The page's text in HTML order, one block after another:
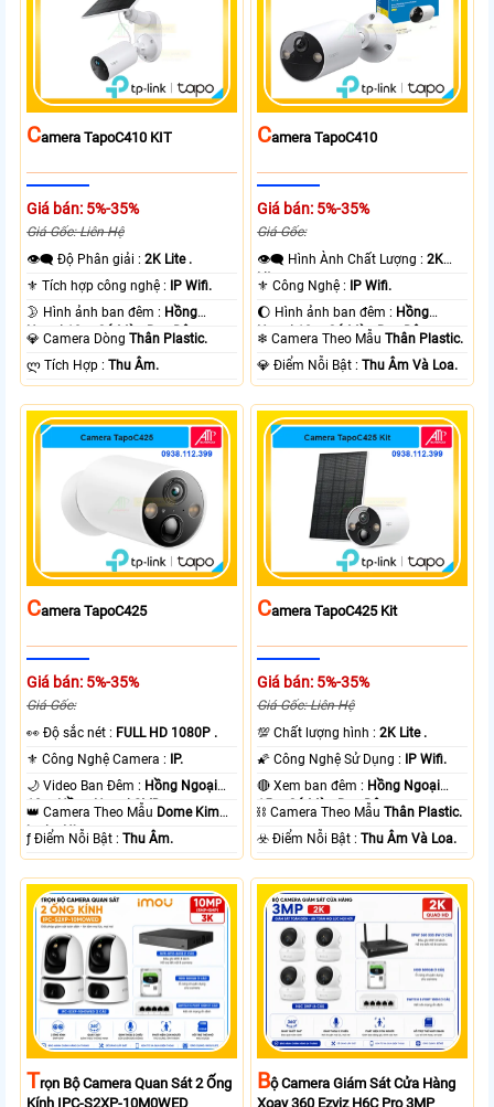
CAmera TapoC410 KIT
Giá bán: 5%-35%
Giá Gốc: Liên Hệ
👁️‍🗨 Độ Phân giải :2K Lite .
⚜️ Tích hợp công nghệ : IP Wifi.
🌛 Hình ảnh ban đêm : Hồng
Ngoại 10m Có Màu Ban Ðêm.
💎 Camera DòngThân Plastic.
️ლ Tích Hợp :Thu Âm.
CAmera TapoC410
Giá bán: 5%-35%
Giá Gốc:
👁️‍🗨 Hình Ành Chất Lượng :2K
Lite .
⚜️ Công Nghệ : IP Wifi.
🌔 Hình ảnh ban đêm : Hồng
Ngoại 10m Có Màu Ban Ðêm.
❄ Camera Theo MẫuThân Plastic.
️💎 Điểm Nỗi Bật :Thu Âm Và Loa.
CAmera TapoC425
Giá bán: 5%-35%
Giá Gốc:
️👀 Độ sắc nét : FULL HD 1080P .
⚜️ Công Nghệ Camera : IP.
🌙 Video Ban Đêm : Hồng Ngoại
10m Hồng Ngoại SMD.
👑 Camera Theo Mẫu Dome Kim
loại + Nhựa.
️ƒ Điểm Nỗi Bật :Thu Âm.
CAmera TapoC425 Kit
Giá bán: 5%-35%
Giá Gốc: Liên Hệ
💯 Chất lượng hình :2K Lite .
🌠 Công Nghệ Sử Dụng : IP Wifi.
🔴 Xem ban đêm : Hồng Ngoại
15m Có Màu Ban Ðêm.
⛓ Camera Theo MẫuThân Plastic.
️☣️ Điểm Nỗi Bật :Thu Âm Và Loa.
TRọn Bộ Camera Quan Sát 2 Ống
Kính IPC-S2XP-10M0WED
BỘ Camera Giám Sát Cửa Hàng
Xoay 360 Ezviz H6C Pro 3MP